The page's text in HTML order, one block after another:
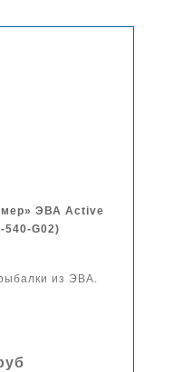
ЭВА Active
540-G02)
из ЭВА.